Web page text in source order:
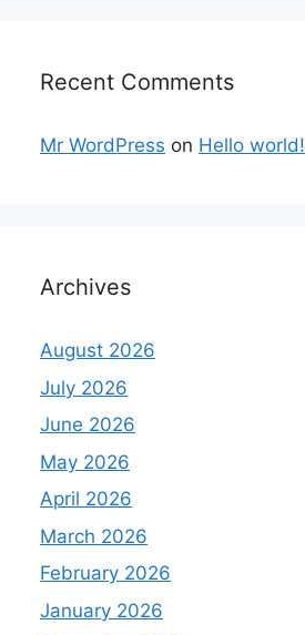
Recent Comments
Mr WordPress on Hello world!
Archives
August 2026
July 2026
June 2026
May 2026
April 2026
March 2026
February 2026
January 2026